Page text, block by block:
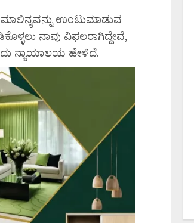
ಉಂಟುಮಾಡುವ
ನಾವು ವಿಫಲರಾಗಿದ್ದೇವೆ,
ನ್ಯಾಯಾಲಯ ಹೇಳಿದೆ.